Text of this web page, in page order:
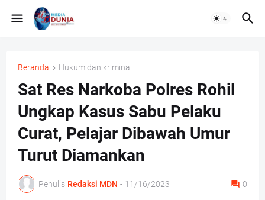
Beranda Hukum dan kriminal
Sat Res Narkoba Polres Rohil
Ungkap Kasus Sabu Pelaku
Curat, Pelajar Dibawah Umur
Turut Diamankan
Penulis Redaksi MDN - 11/16/2023 0